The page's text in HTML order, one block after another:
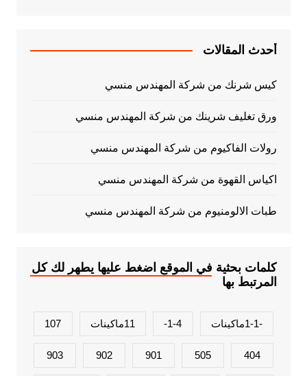
أحدث المقالات
كيس شرنك من شركة المهندس منسي
ورق تغليف شرينك من شركة المهندس منسي
رولات الفاكيوم من شركة المهندس منسي
اكياس القهوة من شركة المهندس منسي
طبات الالومنيوم من شركة المهندس منسي
كلمات بحثية في الموقع اضغط عليها يطهر لك كل
المرتبط بها
-1-1ماكينات 1-4- 11ماكينات 107
404
505
901
902
903